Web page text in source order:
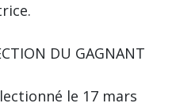
DU GAGNANT
le 17 mars